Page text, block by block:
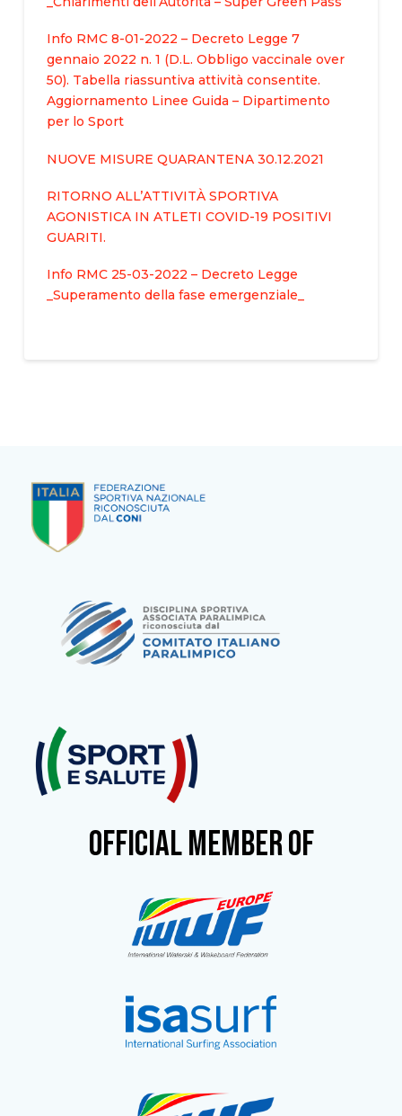
Info RMC 8-01-2022 – Decreto Legge 7
gennaio 2022 n. 1 (D.L. Obbligo vaccinale over
50). Tabella riassuntiva attività consentite.
Aggiornamento Linee Guida – Dipartimento
per lo Sport
NUOVE MISURE QUARANTENA 30.12.2021
RITORNO ALL’ATTIVITÀ SPORTIVA
AGONISTICA IN ATLETI COVID-19 POSITIVI
GUARITI.
Info RMC 25-03-2022 – Decreto Legge
_Superamento della fase emergenziale_
OFFICIAL MEMBER OF